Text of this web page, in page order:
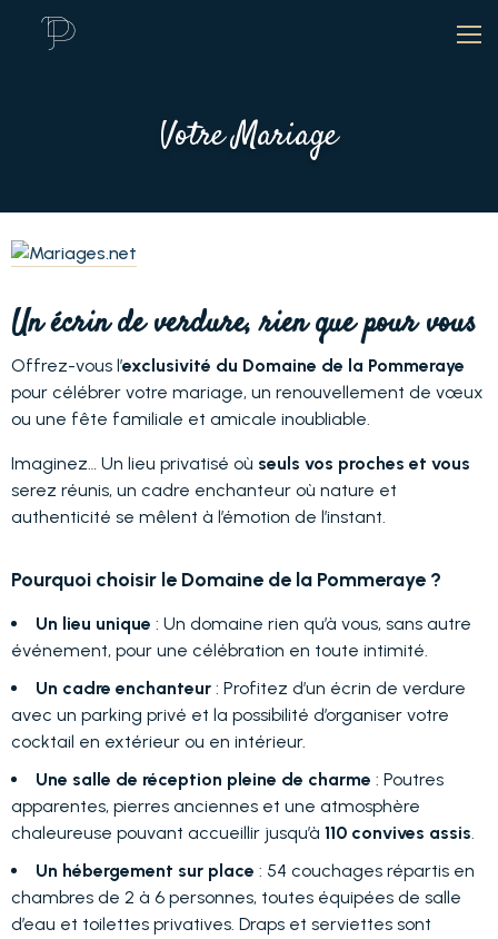
Votre Mariage
Un écrin de verdure, rien que pour vous
Offrez-vous l’exclusivité du Domaine de la Pommeraye
pour célébrer votre mariage, un renouvellement de vœux
ou une fête familiale et amicale inoubliable.
Imaginez… Un lieu privatisé où seuls vos proches et vous
serez réunis, un cadre enchanteur où nature et
authenticité se mêlent à l’émotion de l’instant.
Pourquoi choisir le Domaine de la Pommeraye ?
Un lieu unique : Un domaine rien qu’à vous, sans autre
événement, pour une célébration en toute intimité.
Un cadre enchanteur : Profitez d’un écrin de verdure
avec un parking privé et la possibilité d’organiser votre
cocktail en extérieur ou en intérieur.
Une salle de réception pleine de charme : Poutres
apparentes, pierres anciennes et une atmosphère
chaleureuse pouvant accueillir jusqu’à 110 convives assis.
Un hébergement sur place : 54 couchages répartis en
chambres de 2 à 6 personnes, toutes équipées de salle
d’eau et toilettes privatives. Draps et serviettes sont